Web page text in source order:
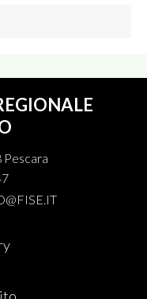
Pescara